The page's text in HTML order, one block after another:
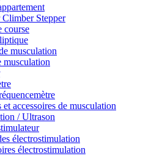
Climber Stepper
course
musculation
musculation
et accessoires de musculation
/ Ultrason
électrostimulation
électrostimulation